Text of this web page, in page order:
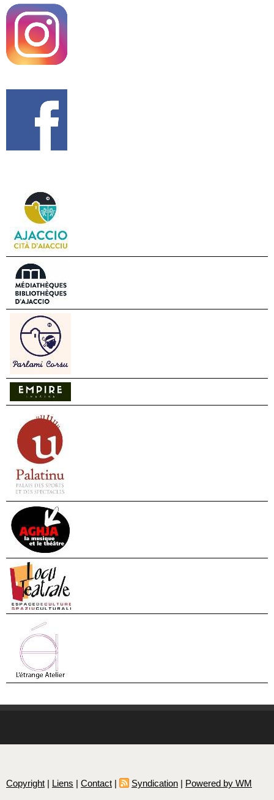
Copyright | Liens | Contact | Syndication | Powered by WM